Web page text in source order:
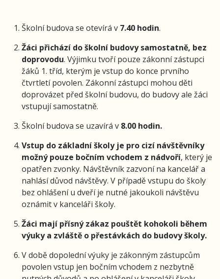
Školní budova se otevírá v 7.40 hodin.
Žáci přichází do školní budovy samostatně, bez
doprovodu. Výjimku tvoří pouze zákonní zástupci
žáků 1. tříd, kterým je vstup do konce prvního
čtvrtletí povolen. Zákonní zástupci mohou děti
doprovázet před školní budovu, do budovy ale žáci
vstupují samostatně.
Školní budova se uzavírá v 8.00 hodin.
Vstup do základní školy je pro cizí návštěvníky
možný pouze bočním vchodem z nádvoří, který je
opatřen zvonky. Návštěvník zazvoní na kancelář a
nahlásí důvod návštěvy. V případě vstupu do školy
bez ohlášení u dveří je nutné jakoukoli návštěvu
oznámit v kanceláři školy.
Žáci mají přísný zákaz pouštět kohokoli během
výuky a zvláště o přestávkách do budovy školy.
V době dopolední výuky je zákonným zástupcům
povolen vstup jen bočním vchodem z nezbytně